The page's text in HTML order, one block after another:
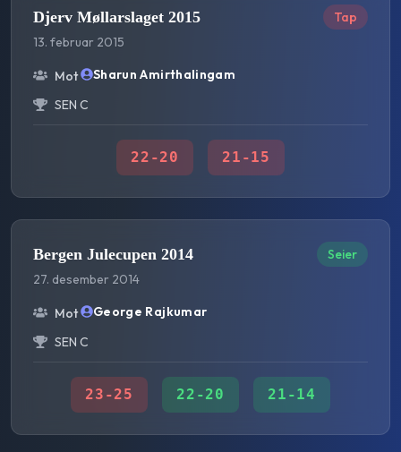
Djerv Møllarslaget 2015
13. februar 2015
Tap
Mot
Sharun Amirthalingam
SEN C
22 -20 21 -15
Bergen Julecupen 2014
27. desember 2014
Seier
Mot
George Rajkumar
SEN C
23 -25 22 -20 21 -14